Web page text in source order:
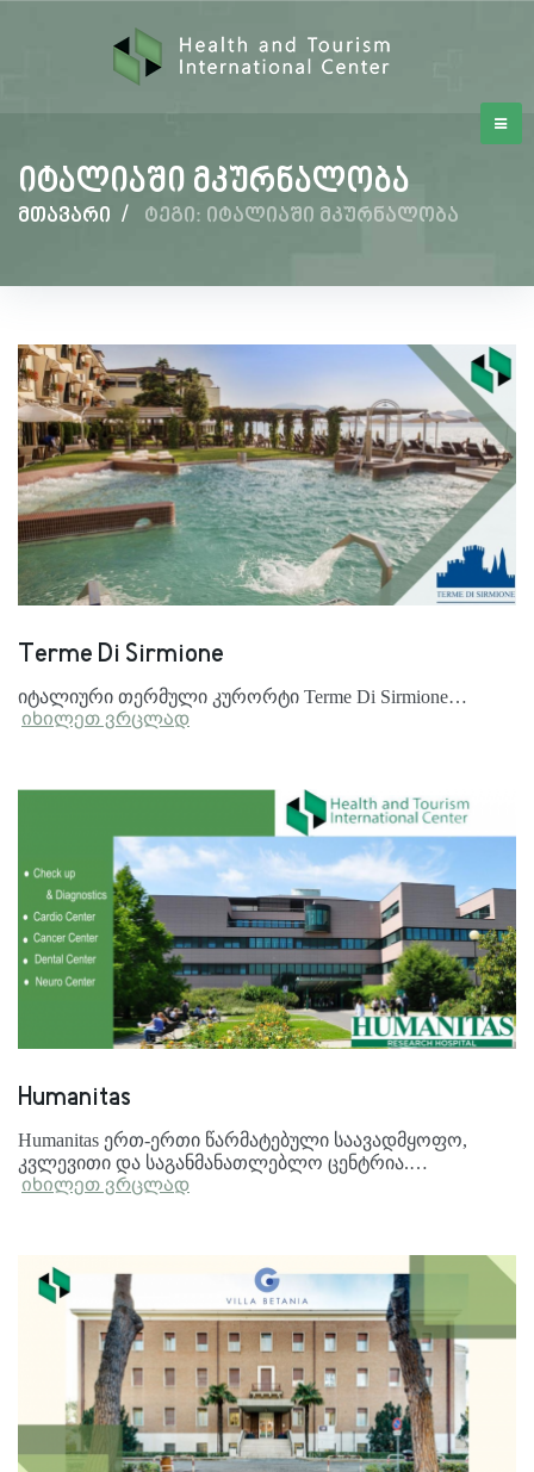
იტალიაში მკურნალობა
მთავარი / ტეგი: იტალიაში მკურნალობა
იტალიაში
მკურნალობა
Terme Di Sirmione
იტალიური თერმული კურორტი Terme Di Sirmione…
იხილეთ ვრცლად
Humanitas
Humanitas ერთ-ერთი წარმატებული საავადმყოფო,
კვლევითი და საგანმანათლებლო ცენტრია.…
იხილეთ ვრცლად